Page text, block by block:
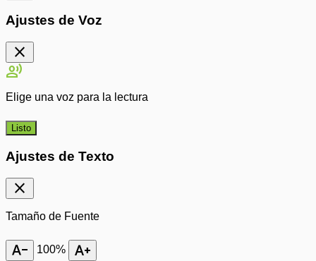
Ajustes de Voz
close
record_voice_over
Elige una voz para la lectura
Listo
Ajustes de Texto
close
Tamaño de Fuente
text_decrease 100% text_increase